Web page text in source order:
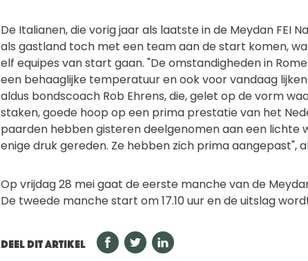
De Italianen, die vorig jaar als laatste in de Meydan FEI
als gastland toch met een team aan de start komen,
elf equipes van start gaan. "De omstandigheden in
een behaaglijke temperatuur en ook voor vandaag
aldus bondscoach Rob Ehrens, die, gelet op de vorm
staken, goede hoop op een prima prestatie van het
paarden hebben gisteren deelgenomen aan een lichte
enige druk gereden. Ze hebben zich prima aangepast",
Op vrijdag 28 mei gaat de eerste manche van de
De tweede manche start om 17.10 uur en de uitslag
DEEL DIT ARTIKEL